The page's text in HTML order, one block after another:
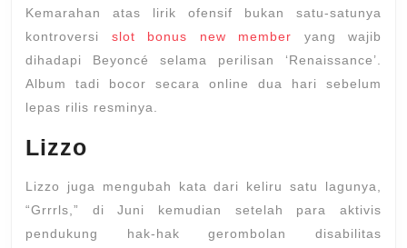
Kemarahan atas lirik ofensif bukan satu-satunya
kontroversi slot bonus new member yang wajib
dihadapi Beyoncé selama perilisan ‘Renaissance’.
Album tadi bocor secara online dua hari sebelum
lepas rilis resminya.
Lizzo
Lizzo juga mengubah kata dari keliru satu lagunya,
“Grrrls,” di Juni kemudian setelah para aktivis
pendukung hak-hak gerombolan disabilitas